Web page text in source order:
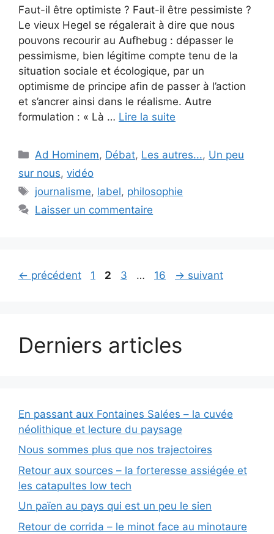
Faut-il être optimiste ? Faut-il être pessimiste ?
Le vieux Hegel se régalerait à dire que nous
pouvons recourir au Aufhebug : dépasser le
pessimisme, bien légitime compte tenu de la
situation sociale et écologique, par un
optimisme de principe afin de passer à l’action
et s’ancrer ainsi dans le réalisme. Autre
formulation : « Là … Lire la suite
Catégories
Ad Hominem, Débat, Les autres..., Un peu
sur nous, vidéo
Étiquettes
journalisme, label, philosophie
Laisser un commentaire
← précédent Page
1 Page
2 Page
3 … Page
16 → suivant
Derniers articles
En passant aux Fontaines Salées – la cuvée
néolithique et lecture du paysage
Nous sommes plus que nos trajectoires
Retour aux sources – la forteresse assiégée et
les catapultes low tech
Un païen au pays qui est un peu le sien
Retour de corrida – le minot face au minotaure